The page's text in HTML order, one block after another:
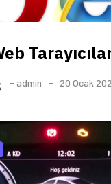
- admin 20 Ocak